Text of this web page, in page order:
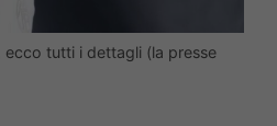
ecco tutti i dettagli (la presse